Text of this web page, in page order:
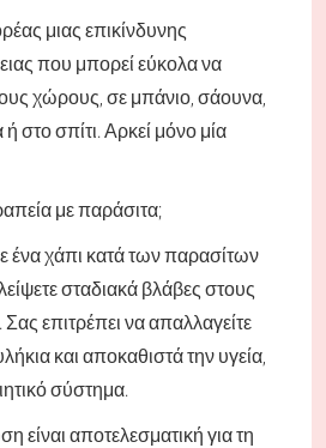
μιας επικίνδυνης
που μπορεί εύκολα να
χώρους, σε μπάνιο, σάουνα,
στο σπίτι. Αρκεί μόνο μία
με παράσιτα;
ένα χάπι κατά των παρασίτων
σταδιακά βλάβες στους
επιτρέπει να απαλλαγείτε
και αποκαθιστά την υγεία,
σύστημα.
είναι αποτελεσματική για τη